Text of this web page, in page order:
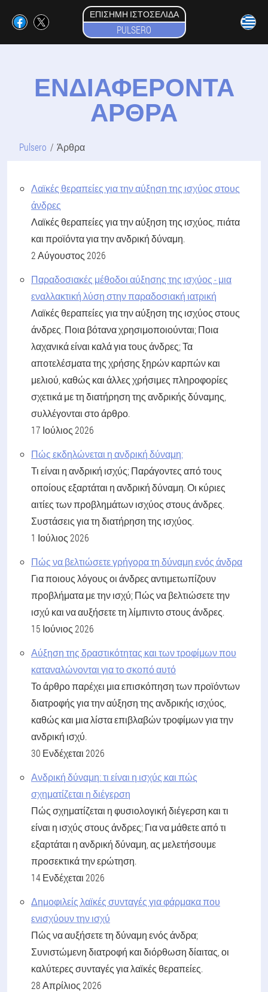
ΕΠΊΣΗΜΗ ΙΣΤΟΣΕΛΊΔΑ
PULSERO
ΕΝΔΙΑΦΈΡΟΝΤΑ
ΆΡΘΡΑ
Pulsero Άρθρα
Λαϊκές θεραπείες για την αύξηση της ισχύος στους
άνδρες
Λαϊκές θεραπείες για την αύξηση της ισχύος, πιάτα
και προϊόντα για την ανδρική δύναμη.
2 Αύγουστος 2026
Παραδοσιακές μέθοδοι αύξησης της ισχύος - μια
εναλλακτική λύση στην παραδοσιακή ιατρική
Λαϊκές θεραπείες για την αύξηση της ισχύος στους
άνδρες. Ποια βότανα χρησιμοποιούνται; Ποια
λαχανικά είναι καλά για τους άνδρες; Τα
αποτελέσματα της χρήσης ξηρών καρπών και
μελιού, καθώς και άλλες χρήσιμες πληροφορίες
σχετικά με τη διατήρηση της ανδρικής δύναμης,
συλλέγονται στο άρθρο.
17 Ιούλιος 2026
Πώς εκδηλώνεται η ανδρική δύναμη;
Τι είναι η ανδρική ισχύς; Παράγοντες από τους
οποίους εξαρτάται η ανδρική δύναμη. Οι κύριες
αιτίες των προβλημάτων ισχύος στους άνδρες.
Συστάσεις για τη διατήρηση της ισχύος.
1 Ιούλιος 2026
Πώς να βελτιώσετε γρήγορα τη δύναμη ενός άνδρα
Για ποιους λόγους οι άνδρες αντιμετωπίζουν
προβλήματα με την ισχύ; Πώς να βελτιώσετε την
ισχύ και να αυξήσετε τη λίμπιντο στους άνδρες.
15 Ιούνιος 2026
Αύξηση της δραστικότητας και των τροφίμων που
καταναλώνονται για το σκοπό αυτό
Το άρθρο παρέχει μια επισκόπηση των προϊόντων
διατροφής για την αύξηση της ανδρικής ισχύος,
καθώς και μια λίστα επιβλαβών τροφίμων για την
ανδρική ισχύ.
30 Ενδέχεται 2026
Ανδρική δύναμη: τι είναι η ισχύς και πώς
σχηματίζεται η διέγερση
Πώς σχηματίζεται η φυσιολογική διέγερση και τι
είναι η ισχύς στους άνδρες; Για να μάθετε από τι
εξαρτάται η ανδρική δύναμη, ας μελετήσουμε
προσεκτικά την ερώτηση.
14 Ενδέχεται 2026
Δημοφιλείς λαϊκές συνταγές για φάρμακα που
ενισχύουν την ισχύ
Πώς να αυξήσετε τη δύναμη ενός άνδρα;
Συνιστώμενη διατροφή και διόρθωση δίαιτας, οι
καλύτερες συνταγές για λαϊκές θεραπείες.
28 Απρίλιος 2026